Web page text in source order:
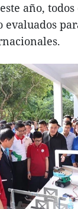
año, todos
evaluados